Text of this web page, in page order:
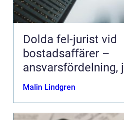
Dolda fel-jurist vid
bostadsaffärer –
ansvarsfördelning,
prövning och
fastighetstvister
Malin Lindgren